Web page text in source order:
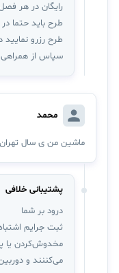
رایگان در هر فصل
طرح باید حتما
طرح رزرو
سپاس از
محمد
ماشین من ی سال تهران
پشتیبانی خلافی
درود بر شما
ثبت جرایم
مخدوش‌کردن یا
می‌کننند و